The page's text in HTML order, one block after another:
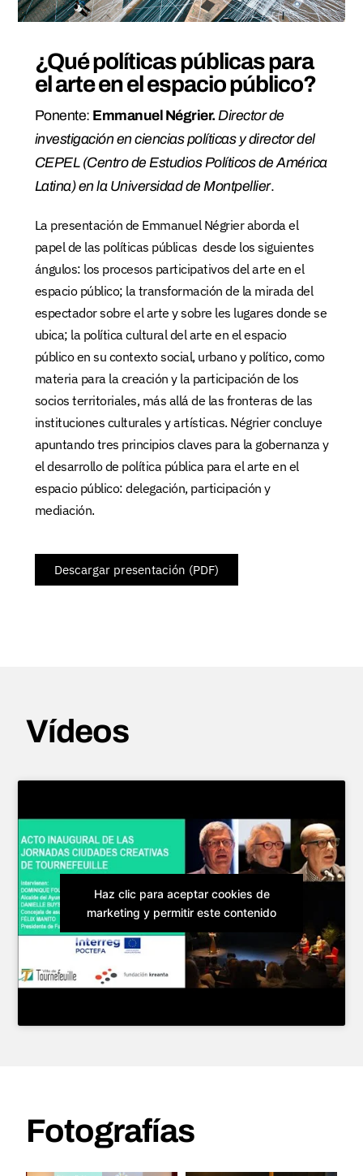
¿Qué políticas públicas para
el arte en el espacio público?
Ponente: Emmanuel Négrier. Director de
investigación en ciencias políticas y director del
CEPEL (Centro de Estudios Políticos de América
Latina) en la Universidad de Montpellier.
La presentación de Emmanuel Négrier aborda el
papel de las políticas públicas desde los siguientes
ángulos: los procesos participativos del arte en el
espacio público; la transformación de la mirada del
espectador sobre el arte y sobre les lugares donde se
ubica; la política cultural del arte en el espacio
público en su contexto social, urbano y político, como
materia para la creación y la participación de los
socios territoriales, más allá de las fronteras de las
instituciones culturales y artísticas. Négrier concluye
apuntando tres principios claves para la gobernanza y
el desarrollo de política pública para el arte en el
espacio público: delegación, participación y
mediación.
Descargar presentación (PDF)
Vídeos
Haz clic para aceptar cookies de
marketing y permitir este contenido
Fotografías